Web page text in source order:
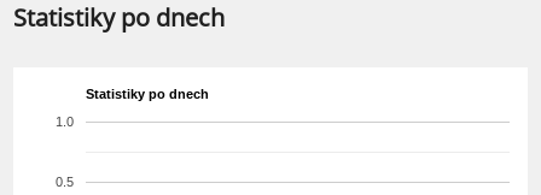
Statistiky po dnech
Statistiky po dnech
0.5
1.0